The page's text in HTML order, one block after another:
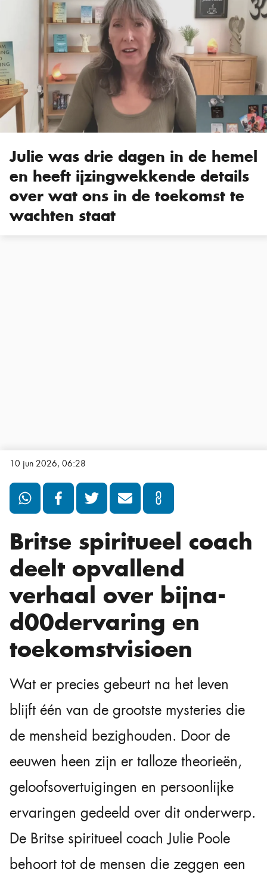
Julie was drie dagen in de hemel
en heeft ijzingwekkende details
over wat ons in de toekomst te
wachten staat
10 jun 2026, 06:28
Britse spiritueel coach
deelt opvallend
verhaal over bijna-
d00dervaring en
toekomstvisioen
Wat er precies gebeurt na het leven
blijft één van de grootste mysteries die
de mensheid bezighouden. Door de
eeuwen heen zijn er talloze theorieën,
geloofsovertuigingen en persoonlijke
ervaringen gedeeld over dit onderwerp.
De Britse spiritueel coach Julie Poole
behoort tot de mensen die zeggen een